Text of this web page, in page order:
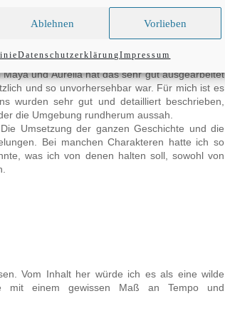
Ablehnen Vorlieben
DatenschutzerklärungImpressum
ihrer Arbeitsstelle und Schule entfernt liegt.
der ihr das alles zerstören könnte durch seine
Immer wieder geraten die beiden aneinander
ihr selber lesen und herausfinden.
mal einen anderen Liebesroman, den ich so
und Aurelia hat das sehr gut ausgearbeitet
und so unvorhersehbar war. Für mich ist es
wurden sehr gut und detailliert beschrieben,
die Umgebung rundherum aussah.
Umsetzung der ganzen Geschichte und die
Bei manchen Charakteren hatte ich so
was ich von denen halten soll, sowohl von
Vom Inhalt her würde ich es als eine wilde
mit einem gewissen Maß an Tempo und